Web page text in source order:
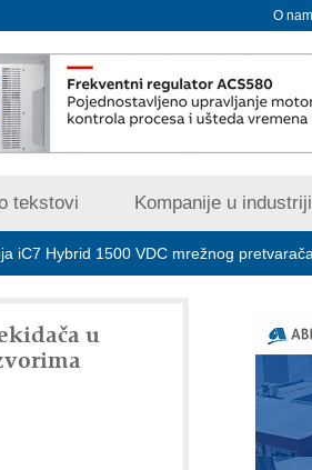
O
tekstovi Kompanije u industriji
1500 VDC mrežnog pretvarača sa
u